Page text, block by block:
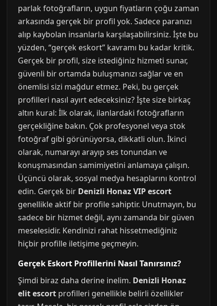
parlak fotoğrafların, uygun fiyatların çoğu zaman
arkasında gerçek bir profil yok. Sadece paranızı
alıp kaybolan insanlarla karşılaşabilirsiniz. İşte bu
yüzden, “gerçek eskort” kavramı bu kadar kritik.
Gerçek bir profil, size istediğiniz hizmeti sunar,
güvenli bir ortamda buluşmanızı sağlar ve en
önemlisi sizi mağdur etmez. Peki, bu gerçek
profilleri nasıl ayırt edeceksiniz? İşte size birkaç
altın kural: İlk olarak, ilanlardaki fotoğrafların
gerçekliğine bakın. Çok profesyonel veya stok
fotoğraf gibi görünüyorsa, dikkatli olun. İkinci
olarak, numarayı arayıp ses tonundan ve
konuşmasından samimiyetini anlamaya çalışın.
Üçüncü olarak, sosyal medya hesaplarını kontrol
edin. Gerçek bir Denizli Honaz VIP escort
genellikle aktif bir profile sahiptir. Unutmayın, bu
sadece bir hizmet değil, aynı zamanda bir güven
meselesidir. Kendinizi rahat hissetmediğiniz
hiçbir profille iletişime geçmeyin.
Gerçek Eskort Profillerini Nasıl Tanırsınız?
Şimdi biraz daha derine inelim. Denizli Honaz
elit escort profilleri genellikle belirli özellikler